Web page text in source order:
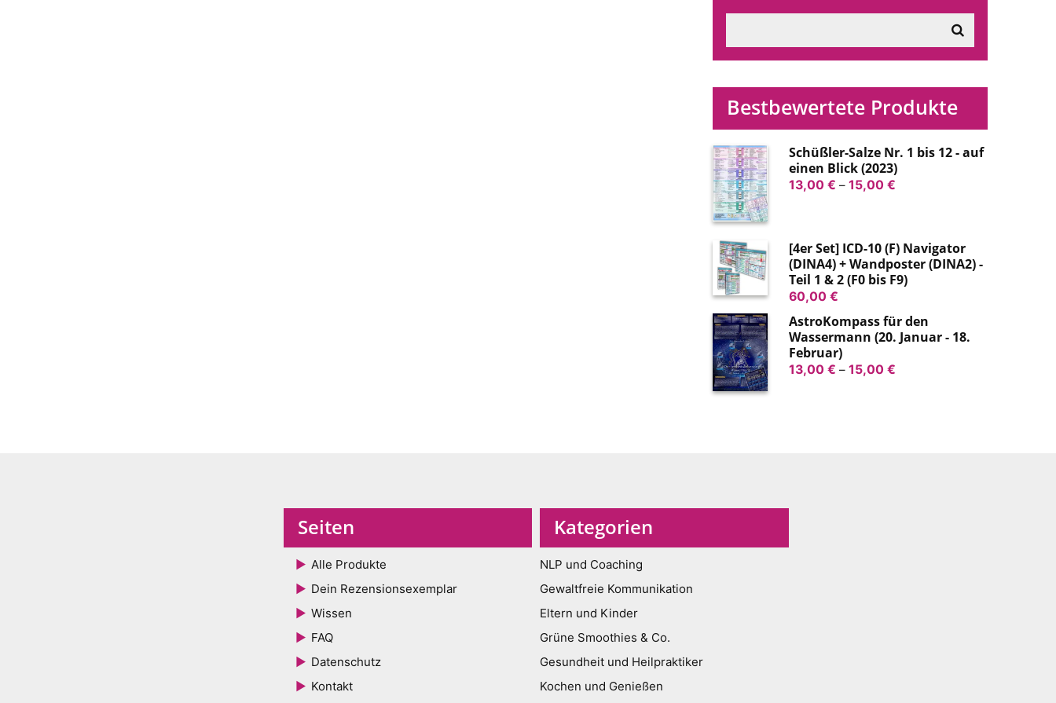
Bestbewertete Produkte
Schüßler-Salze Nr. 1 bis 12 - auf
einen Blick (2023)
13,00 € – 15,00 €Preisspanne:
15,00 €
[4er Set] ICD-10 (F) Navigator
(DINA4) + Wandposter (DINA2) -
Teil 1 & 2 (F0 bis F9)
60,00 €
AstroKompass für den
Wassermann (20. Januar - 18.
Februar)
13,00 € – 15,00 €Preisspanne:
Seiten
Alle Produkte
Dein Rezensionsexemplar
Wissen
FAQ
Datenschutz
Kontakt
Kategorien
NLP und Coaching
Gewaltfreie Kommunikation
Eltern und Kinder
Grüne Smoothies & Co.
Gesundheit und Heilpraktiker
Kochen und Genießen